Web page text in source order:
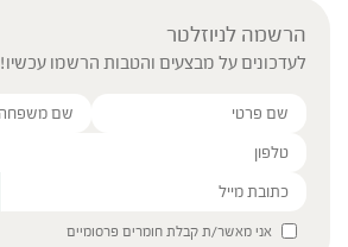
הרשמה לניוזלטר
לעדכונים על מבצעים והטבות הרשמו עכשיו!
Please leave this field empty.
אני מאשר/ת קבלת חומרים פרסומיים